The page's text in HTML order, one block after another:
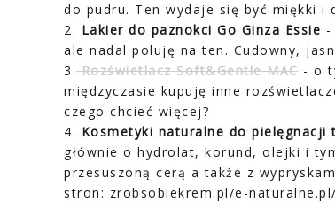
do pudru. Ten wydaje się być miękki i
2. Lakier do paznokci Go Ginza Essie -
ale nadal poluję na ten. Cudowny,
3.Rozświetlacz Soft&Gentle MAC- o
międzyczasie kupuję inne
czego chcieć więcej?
4. Kosmetyki naturalne do pielęgnacji
głównie o hydrolat, korund, olejki i
przesuszoną cerą a także z
stron: zrobsobiekrem.pl/e-